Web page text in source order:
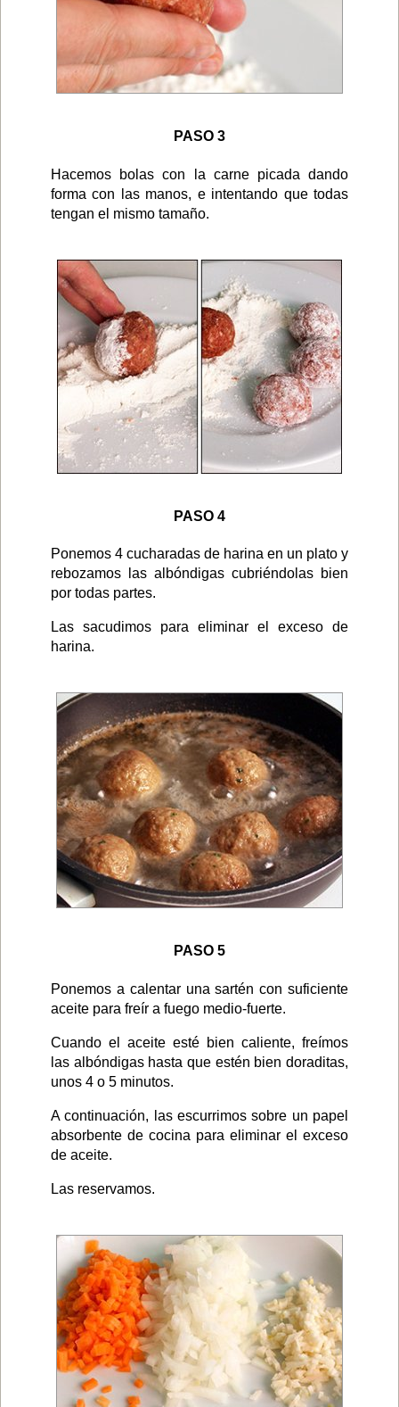
PASO 3
Hacemos bolas con la carne picada dando
forma con las manos, e intentando que todas
tengan el mismo tamaño.
PASO 4
Ponemos 4 cucharadas de harina en un plato y
rebozamos las albóndigas cubriéndolas bien
por todas partes.
Las sacudimos para eliminar el exceso de
harina.
PASO 5
Ponemos a calentar una sartén con suficiente
aceite para freír a fuego medio-fuerte.
Cuando el aceite esté bien caliente, freímos
las albóndigas hasta que estén bien doraditas,
unos 4 o 5 minutos.
A continuación, las escurrimos sobre un papel
absorbente de cocina para eliminar el exceso
de aceite.
Las reservamos.